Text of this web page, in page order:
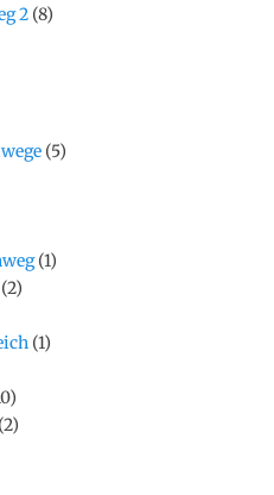
2 (8)
(5)
(1)
(2)
(1)